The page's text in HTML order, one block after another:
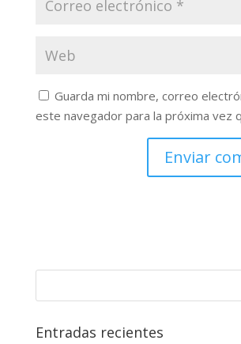
Guarda mi nombre, correo
este navegador para la próxima vez
Entradas recientes